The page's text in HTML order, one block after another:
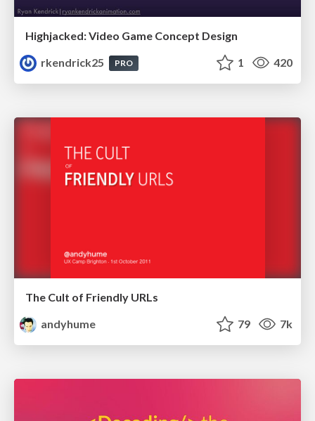
Highjacked: Video Game Concept Design
rkendrick25
PRO 1 420
The Cult of Friendly URLs
andyhume
79 7k